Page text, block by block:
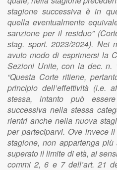
stagione successiva è in
quella eventualmente
sanzione per il residuo”
stag. sport. 2023/2024). Nei
avuto modo di esprimersi la
Sezioni Unite, con la dec. n.
“Questa Corte ritiene,
principio dell’effettività (i.e.
stessa, intanto può
successiva nella stessa
rientri anche nella nuova
per parteciparvi. Ove invece
stagione, non appartenga
superato il limite di età, ai
commi 2, 6 e 7 dell’art. 21